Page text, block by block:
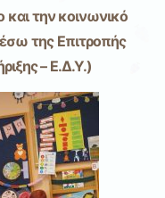
και την κοινωνικό
της Επιτροπής
– Ε.Δ.Υ.)